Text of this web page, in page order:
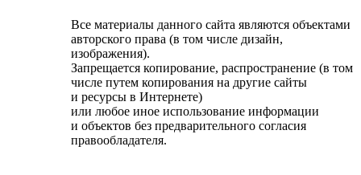
Все материалы данного сайта являются объектами
авторского права (в том числе дизайн,
изображения).
Запрещается копирование, распространение (в том
числе путем копирования на другие сайты
и ресурсы в Интернете)
или любое иное использование информации
и объектов без предварительного согласия
правообладателя.